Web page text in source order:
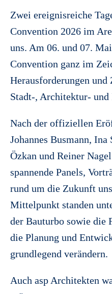
Zwei ereignisreiche
Convention 2026 im
uns. Am 06. und 07.
Convention ganz im
Herausforderungen
Stadt-, Architektur-
Nach der offiziellen
Johannes Busmann, Ina
Özkan und Reiner
spannende Panels,
rund um die Zukunft
Mittelpunkt standen
der Bauturbo sowie die
die Planung und
grundlegend verändern.
Auch asp Architekten